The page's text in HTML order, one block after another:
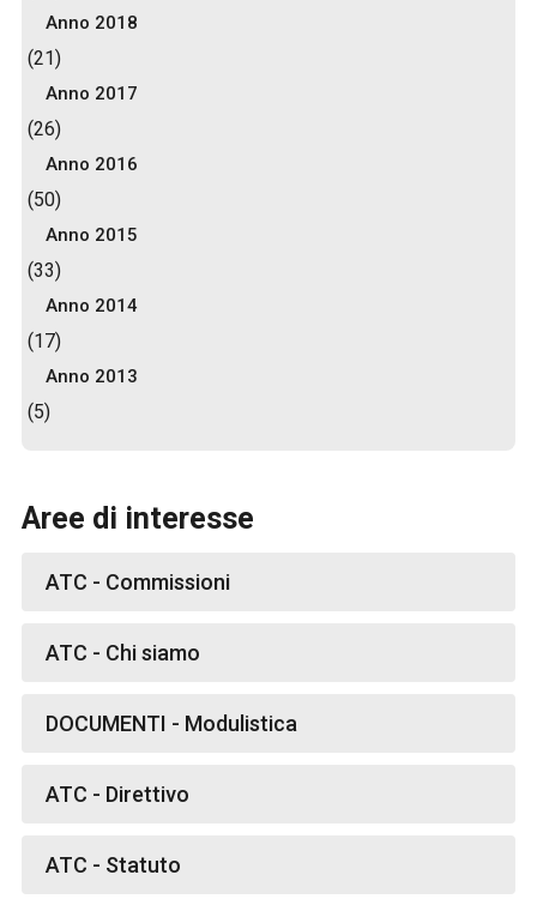
Anno 2018
(21)
Anno 2017
(26)
Anno 2016
(50)
Anno 2015
(33)
Anno 2014
(17)
Anno 2013
(5)
Aree di interesse
ATC - Commissioni
ATC - Chi siamo
DOCUMENTI - Modulistica
ATC - Direttivo
ATC - Statuto